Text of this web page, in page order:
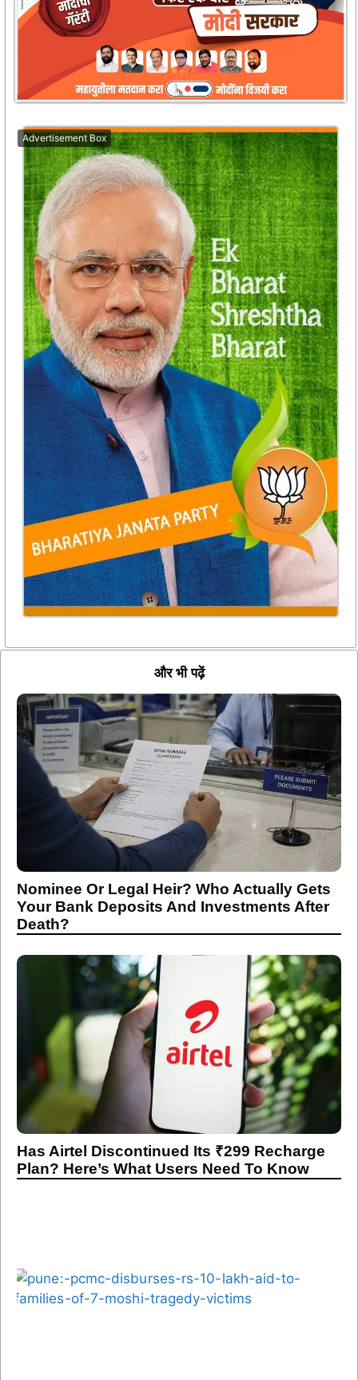
Advertisement Box
और भी पढ़ें
Nominee Or Legal Heir? Who Actually Gets
Your Bank Deposits And Investments After
Death?
Has Airtel Discontinued Its ₹299 Recharge
Plan? Here’s What Users Need To Know